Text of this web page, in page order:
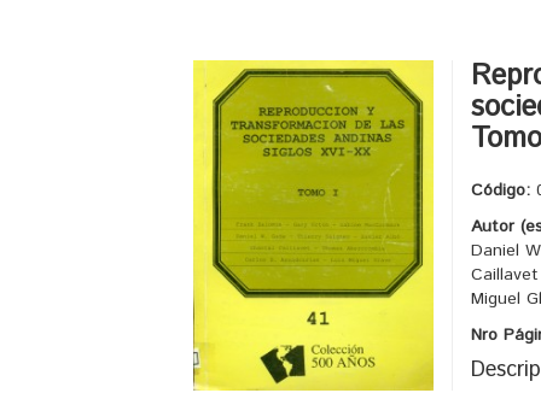
Código:
Autor
Daniel
Miguel
Nro